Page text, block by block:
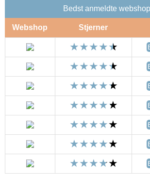
Bedst anmeldte
Webshop Stjerner